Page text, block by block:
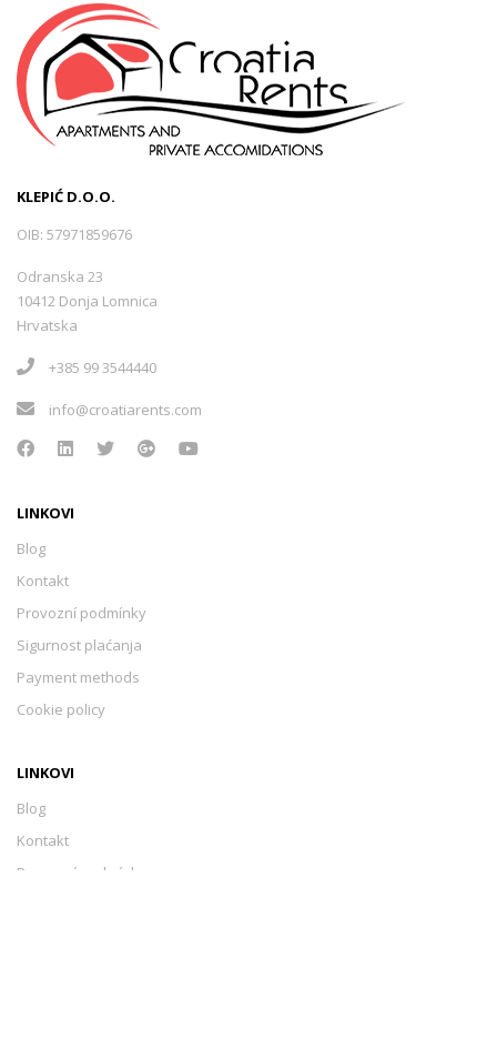
KLEPIĆ D.O.O.
OIB: 57971859676
Odranska 23
10412 Donja Lomnica
Hrvatska
+385 99 3544440
info@croatiarents.com
LINKOVI
Blog
Kontakt
Provozní podmínky
Sigurnost plaćanja
Payment methods
Cookie policy
LINKOVI
Blog
Kontakt
Provozní podmínky